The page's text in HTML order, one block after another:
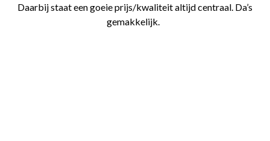
Daarbij staat een goeie prijs/kwaliteit altijd centraal. Da’s
gemakkelijk.